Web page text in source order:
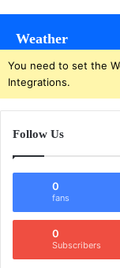
Weather
You need to set the
Integrations.
Follow Us
0
fans
0
Subscribers